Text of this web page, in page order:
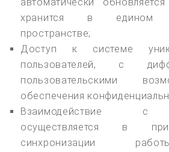
автоматически
хранится в едином
пространстве;
Доступ к системе
пользователей, с
пользовательскими
обеспечения
Взаимодействие с
осуществляется в
синхронизации